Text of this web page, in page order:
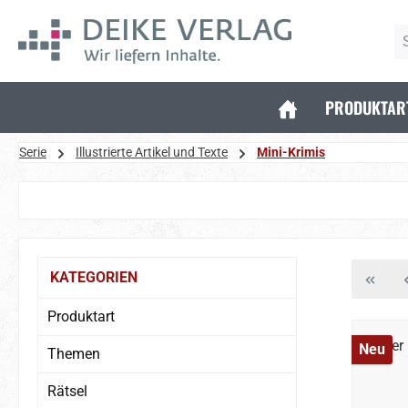
Hauptinhalt springen
Zur Suche springen
Zur Hauptnavigation springen
Serie Illustrierte Artikel und Texte Mini-Krimis
KATEGORIEN
Produktart
Themen
Rätsel
Neu